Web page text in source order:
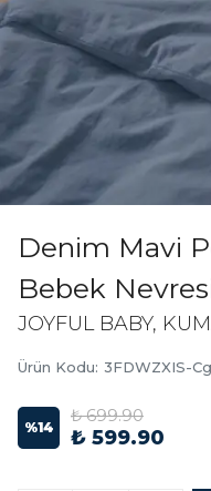
Denim Mavi
Bebek
JOYFUL BABY,
Ürün Kodu: 3FDWZXIS-
%14
₺ 699.90
₺ 599.90